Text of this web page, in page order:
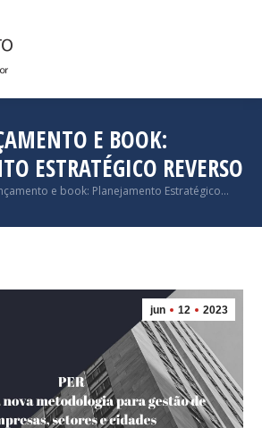
E BOOK:
ESTRATÉGICO REVERSO
e book: Planejamento Estratégico…
jun 12 2023